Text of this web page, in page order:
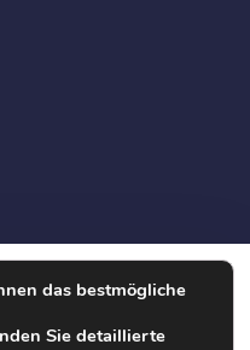
MATERIAL TECHNOLOGY
RESERVED
das bestmögliche
Sie detaillierte